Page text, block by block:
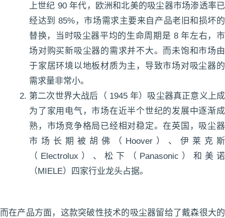
上世纪 90 年代，欧洲和北美的吸尘器市场渗透率已
经达到 85%，市场需求主要来自产品老旧和损坏的
替换，当时吸尘器平均的生命周期是 8 年左右，市
场对购买新吸尘器的需求并不大。而未饱和市场由
于家居环境以地板材质为主，导致市场对吸尘器的
需求量非常小。
第二次世界大战后（ 1945 年）吸尘器真正意义上成
为了家用电气，市场在近半个世纪的发展中逐渐成
熟，市场竞争格局已经相对稳定。在英国，吸尘器
市场长期被胡佛（Hoover）、伊莱克斯
（Electrolux）、松下（Panasonic）和美诺
（MIELE）四家行业龙头占据。
而在产品方面，这款突破性技术的吸尘器留给了戴森很大的